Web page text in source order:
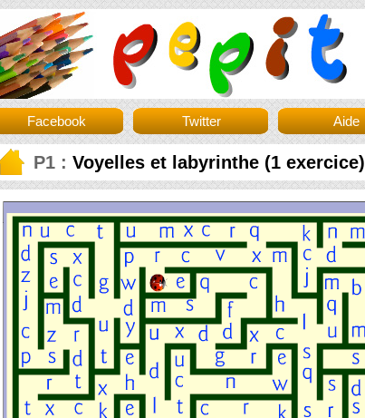
Facebook Twitter Aide
P1 : Voyelles et labyrinthe (1 exercice)